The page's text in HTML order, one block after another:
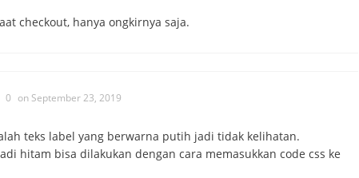
checkout, hanya ongkirnya saja.
0 on September 23, 2019
teks label yang berwarna putih jadi tidak kelihatan.
hitam bisa dilakukan dengan cara memasukkan code css ke